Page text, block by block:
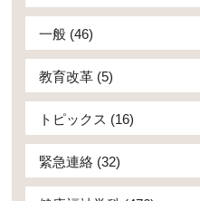
一般 (46)
教育改革 (5)
トピックス (16)
緊急連絡 (32)